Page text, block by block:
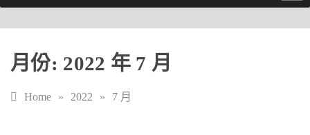
月份: 2022 年 7 月
Home » 2022 » 7 月